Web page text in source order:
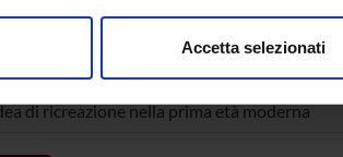
in qualsiasi momento dalla
e social media, i quali potrebbero
Accetta selezionati
COLLEGATI
di ricreazione nella prima età moderna